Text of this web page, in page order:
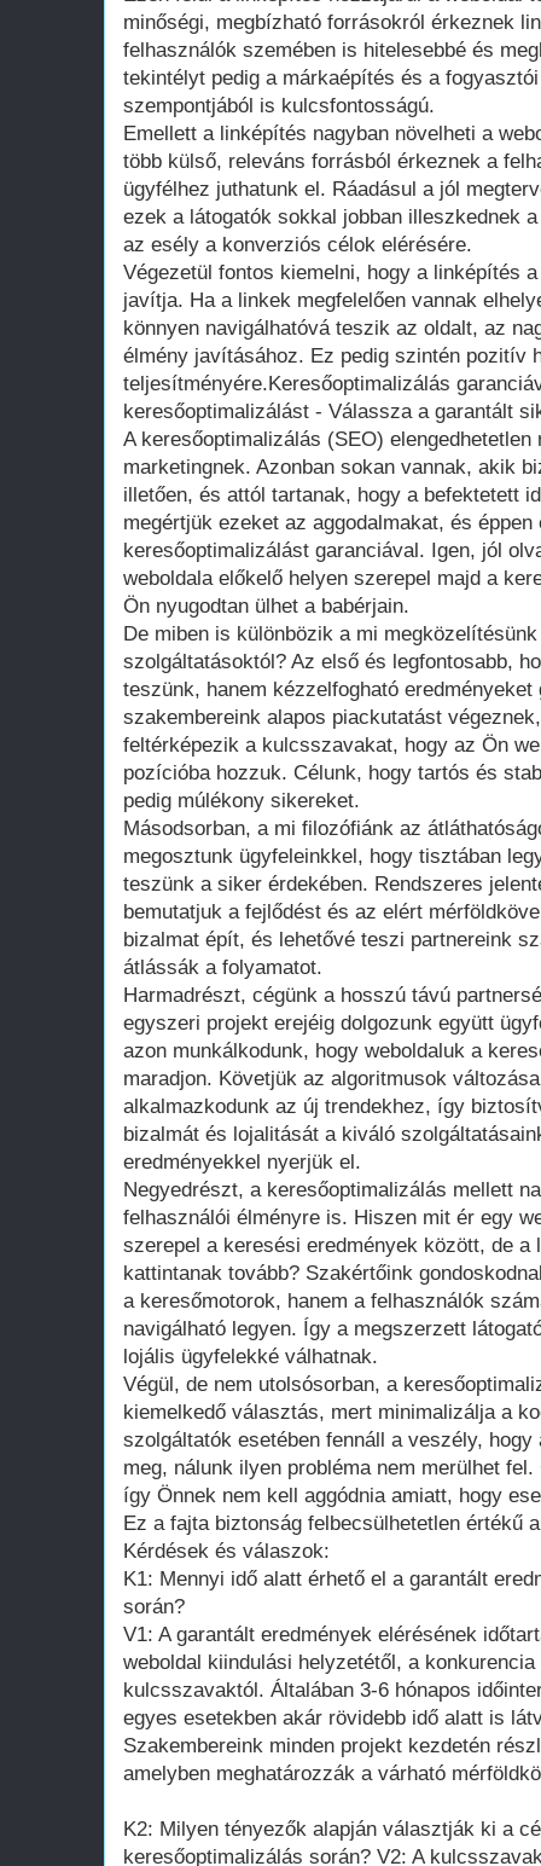
minőségi, megbízható forrásokról érkeznek
felhasználók szemében is hitelesebbé és
tekintélyt pedig a márkaépítés és a
szempontjából is kulcsfontosságú.
Emellett a linképítés nagyban növelheti a
több külső, releváns forrásból érkeznek a
ügyfélhez juthatunk el. Ráadásul a jól
ezek a látogatók sokkal jobban illeszkednek
az esély a konverziós célok elérésére.
Végezetül fontos kiemelni, hogy a linképítés
javítja. Ha a linkek megfelelően vannak
könnyen navigálhatóvá teszik az oldalt, az
élmény javításához. Ez pedig szintén pozitív
teljesítményére.Keresőoptimalizálás
keresőoptimalizálást - Válassza a garantált
A keresőoptimalizálás (SEO)
marketingnek. Azonban sokan vannak, akik
illetően, és attól tartanak, hogy a befektetett
megértjük ezeket az aggodalmakat, és
keresőoptimalizálást garanciával. Igen, jól
weboldala előkelő helyen szerepel majd a
Ön nyugodtan ülhet a babérjain.
De miben is különbözik a mi
szolgáltatásoktól? Az első és legfontosabb,
teszünk, hanem kézzelfogható eredményeket
szakembereink alapos piackutatást
feltérképezik a kulcsszavakat, hogy az Ön
pozícióba hozzuk. Célunk, hogy tartós és
pedig múlékony sikereket.
Másodsorban, a mi filozófiánk az
megosztunk ügyfeleinkkel, hogy tisztában
teszünk a siker érdekében. Rendszeres
bemutatjuk a fejlődést és az elért
bizalmat épít, és lehetővé teszi partnereink
átlássák a folyamatot.
Harmadrészt, cégünk a hosszú távú
egyszeri projekt erejéig dolgozunk együtt
azon munkálkodunk, hogy weboldaluk a
maradjon. Követjük az algoritmusok
alkalmazkodunk az új trendekhez, így
bizalmát és lojalitását a kiváló
eredményekkel nyerjük el.
Negyedrészt, a keresőoptimalizálás mellett
felhasználói élményre is. Hiszen mit ér egy
szerepel a keresési eredmények között, de a
kattintanak tovább? Szakértőink
a keresőmotorok, hanem a felhasználók
navigálható legyen. Így a megszerzett
lojális ügyfelekké válhatnak.
Végül, de nem utolsósorban, a
kiemelkedő választás, mert minimalizálja a
szolgáltatók esetében fennáll a veszély,
meg, nálunk ilyen probléma nem merülhet
így Önnek nem kell aggódnia amiatt, hogy
Ez a fajta biztonság felbecsülhetetlen értékű
Kérdések és válaszok:
K1: Mennyi idő alatt érhető el a garantált
során?
V1: A garantált eredmények elérésének
weboldal kiindulási helyzetétől, a
kulcsszavaktól. Általában 3-6 hónapos
egyes esetekben akár rövidebb idő alatt is
Szakembereink minden projekt kezdetén
amelyben meghatározzák a várható
K2: Milyen tényezők alapján választják ki a
keresőoptimalizálás során? V2: A